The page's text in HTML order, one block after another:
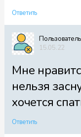
Ответить
15.05.22
Мне
нельзя
хочется
Ответить